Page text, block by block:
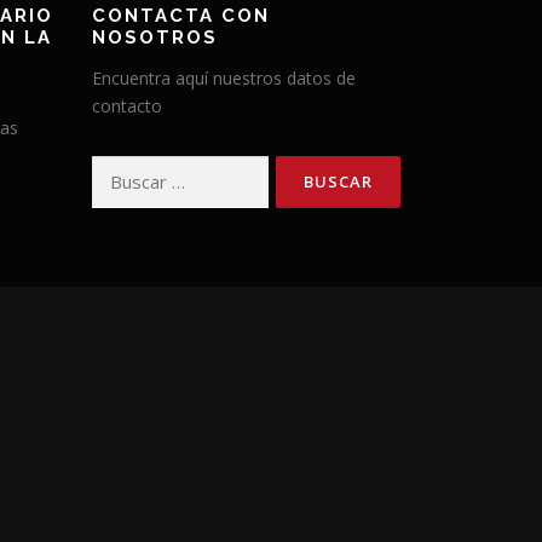
LA
CONTACTA CON
NOSOTROS
Encuentra aquí nuestros datos de
contacto